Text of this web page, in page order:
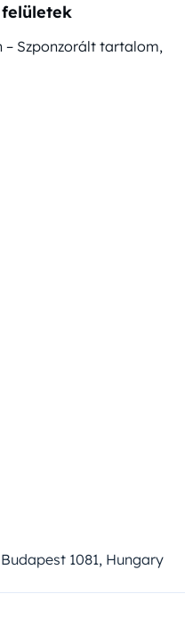
Szponzorált tartalom,
1081, Hungary